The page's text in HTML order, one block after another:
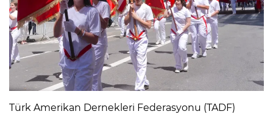
Türk Amerikan Dernekleri Federasyonu (TADF)